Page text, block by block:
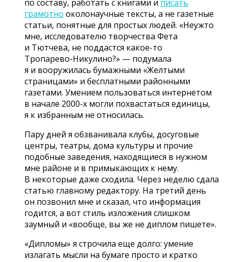
по составу, работать с книгами и писать
грамотно околонаучные тексты, а не газетные
статьи, понятные для простых людей. «Неужто
мне, исследователю творчества Фета
и Тютчева, не поддастся какое-то
Тропарево-Никулино?» — подумала
я и вооружилась бумажными «Желтыми
страницами» и бесплатными районными
газетами. Умением пользоваться интернетом
в начале 2000-х могли похвастаться единицы,
я к избранным не относилась.
Пару дней я обзванивала клубы, досуговые
центры, театры, дома культуры и прочие
подобные заведения, находящиеся в нужном
мне районе и в примыкающих к нему.
В некоторые даже сходила. Через неделю сдала
статью главному редактору. На третий день
он позвонил мне и сказал, что информация
годится, а вот стиль изложения слишком
заумный и «вообще, вы же не диплом пишете».
«Дипломы» я строчила еще долго: умение
излагать мысли на бумаге просто и кратко